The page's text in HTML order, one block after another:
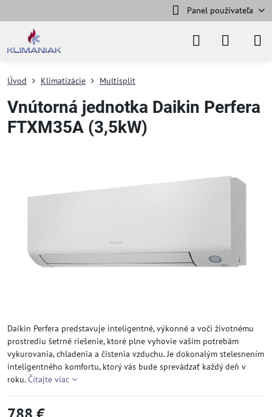
Panel používateľa
Úvod Klimatizácie Multisplit
Vnútorná jednotka Daikin Perfera
FTXM35A (3,5kW)
Daikin Perfera predstavuje inteligentné, výkonné a voči životnému
prostrediu šetrné riešenie, ktoré plne vyhovie vašim potrebám
vykurovania, chladenia a čistenia vzduchu. Je dokonalým stelesnením
inteligentného komfortu, ktorý vás bude sprevádzať každý deň v
roku.Čítajte viac